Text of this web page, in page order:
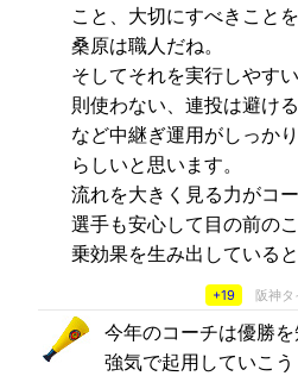
こと、大切にすべきこと
桑原は職人だね。
そしてそれを実行しやす
則使わない、連投は避け
など中継ぎ運用がしっか
らしいと思います。
流れを大きく見る力がコ
選手も安心して目の前の
乗効果を生み出している
+19 阪神タ
今年のコーチは優勝
強気で起用していこう